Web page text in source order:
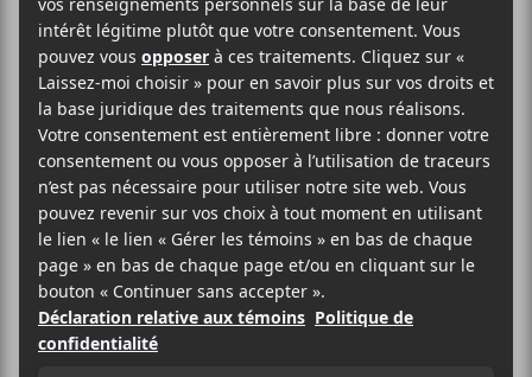
DÉTAILS
Date :
2018-06-15
Heure :
19:00 - 22:00
Catégorie d’Évènement:
Spectacle
Site :
http://festivalfolkmontreal.com/event/friday-june-
15/